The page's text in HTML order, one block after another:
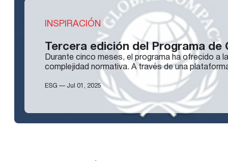
INSPIRACIÓN
Tercera edición del Programa
Durante cinco meses, el programa ha ofrecido a
complejidad normativa. A través de una
ESG — Jul 01, 2025